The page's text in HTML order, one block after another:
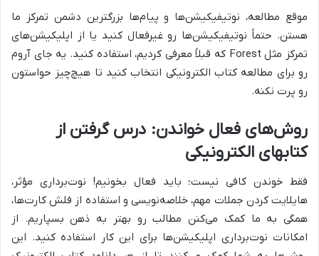
موقع مطالعه، نوتیفیکیشن‌ها و پیام‌ها بزرگترین دشمن تمرکز ما
هستن. حتماً نوتیفیکیشن‌ها رو غیرفعال کنید یا از اپلیکیشن‌های
تمرکز مثل Forest که قبلاً معرفی کردیم، استفاده کنید. یه جای آروم
رو برای مطالعه کتاب الکترونیکی انتخاب کنید تا هیچ‌چیز حواستون
رو پرت نکنه.
روش‌های فعال خواندن: درس گرفتن از
کتابهای الکترونیکی
فقط خوندن کافی نیست؛ باید فعال بخونیم! نوت‌برداری مؤثر،
هایلایت کردن جملات مهم، خلاصه‌نویسی و استفاده از فلش کارت‌ها،
همگی به ما کمک می‌کنن مطالب رو بهتر به ذهن بسپاریم. از
امکانات نوت‌برداری اپلیکیشن‌ها برای این کار استفاده کنید. این